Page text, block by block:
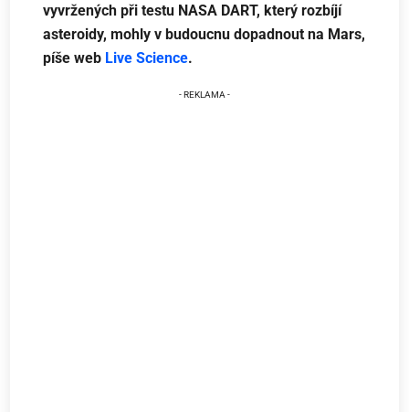
vyvržených při testu NASA DART, který rozbíjí
asteroidy, mohly v budoucnu dopadnout na Mars,
píše web Live Science.